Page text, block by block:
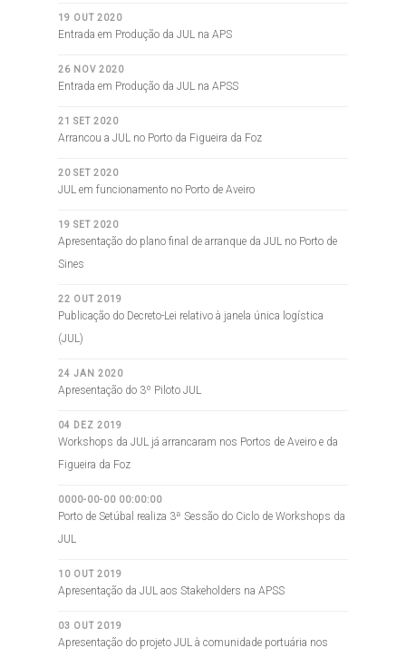
19 OUT 2020
Entrada em Produção da JUL na APS
26 NOV 2020
Entrada em Produção da JUL na APSS
21 SET 2020
Arrancou a JUL no Porto da Figueira da Foz
20 SET 2020
JUL em funcionamento no Porto de Aveiro
19 SET 2020
Apresentação do plano final de arranque da JUL no Porto de
Sines
22 OUT 2019
Publicação do Decreto-Lei relativo à janela única logística
(JUL)
24 JAN 2020
Apresentação do 3º Piloto JUL
04 DEZ 2019
Workshops da JUL já arrancaram nos Portos de Aveiro e da
Figueira da Foz
0000-00-00 00:00:00
Porto de Setúbal realiza 3ª Sessão do Ciclo de Workshops da
JUL
10 OUT 2019
Apresentação da JUL aos Stakeholders na APSS
03 OUT 2019
Apresentação do projeto JUL à comunidade portuária nos